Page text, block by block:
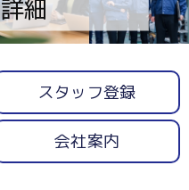
細
スタッフ登録
会社案内